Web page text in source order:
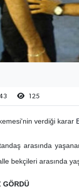
125
verdiği karar
arasında
bekçileri arasında
GÖRDÜ